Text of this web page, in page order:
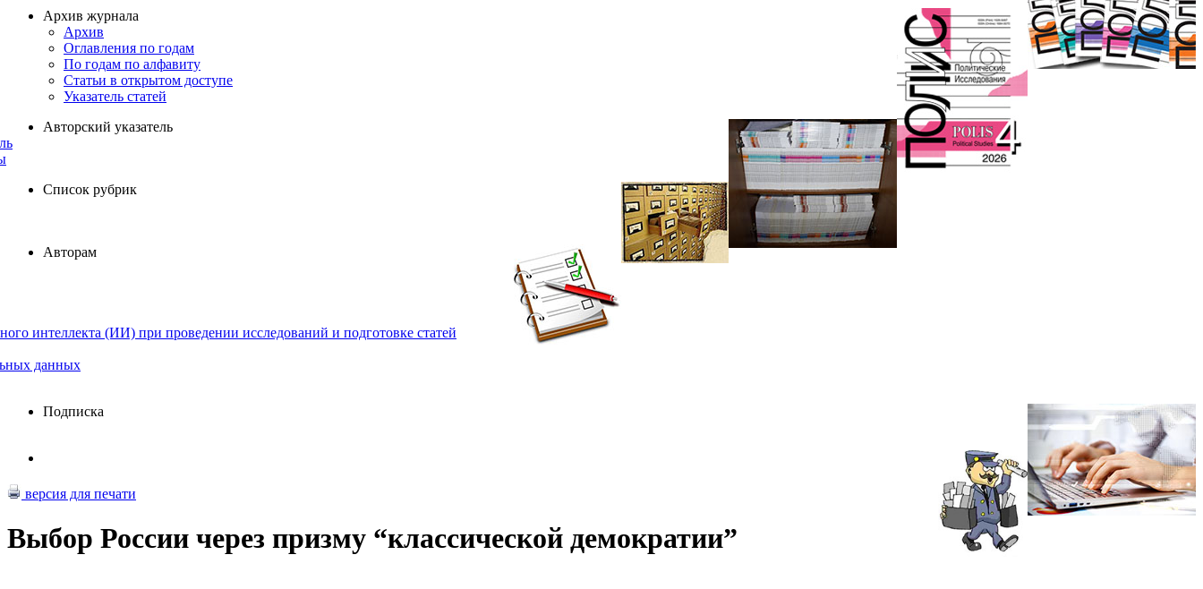
Архив журнала
Архив
Оглавления по годам
По годам по алфавиту
Статьи в открытом доступе
Указатель статей
Авторский указатель
Список рубрик
Авторам
интеллекта (ИИ) при проведении исследований и подготовке статей
данных
Подписка
версия для печати
Выбор России через призму “классической демократии”